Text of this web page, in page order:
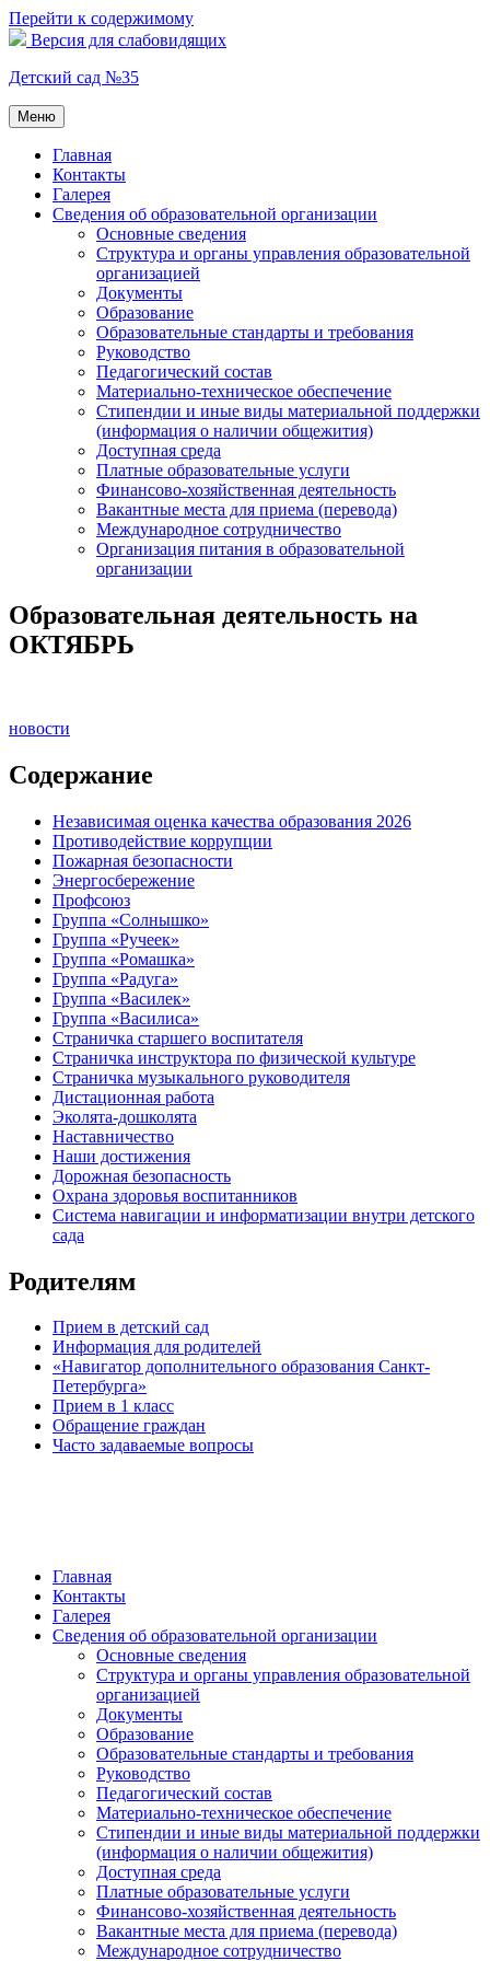
Перейти к содержимому
Версия для слабовидящих
Детский сад №35
Меню
Главная
Контакты
Галерея
Сведения об образовательной организации
Основные сведения
Структура и органы управления образовательной
организацией
Документы
Образование
Образовательные стандарты и требования
Руководство
Педагогический состав
Материально-техническое обеспечение
Стипендии и иные виды материальной поддержки
(информация о наличии общежития)
Доступная среда
Платные образовательные услуги
Финансово-хозяйственная деятельность
Вакантные места для приема (перевода)
Международное сотрудничество
Организация питания в образовательной
организации
Образовательная деятельность на
ОКТЯБРЬ
новости
Содержание
Независимая оценка качества образования 2026
Противодействие коррупции
Пожарная безопасности
Энергосбережение
Профсоюз
Группа «Солнышко»
Группа «Ручеек»
Группа «Ромашка»
Группа «Радуга»
Группа «Василек»
Группа «Василиса»
Страничка старшего воспитателя
Страничка инструктора по физической культуре
Страничка музыкального руководителя
Дистационная работа
Эколята-дошколята
Наставничество
Наши достижения
Дорожная безопасность
Охрана здоровья воспитанников
Система навигации и информатизации внутри детского
сада
Родителям
Прием в детский сад
Информация для родителей
«Навигатор дополнительного образования Санкт-
Петербурга»
Прием в 1 класс
Обращение граждан
Часто задаваемые вопросы
Главная
Контакты
Галерея
Сведения об образовательной организации
Основные сведения
Структура и органы управления образовательной
организацией
Документы
Образование
Образовательные стандарты и требования
Руководство
Педагогический состав
Материально-техническое обеспечение
Стипендии и иные виды материальной поддержки
(информация о наличии общежития)
Доступная среда
Платные образовательные услуги
Финансово-хозяйственная деятельность
Вакантные места для приема (перевода)
Международное сотрудничество